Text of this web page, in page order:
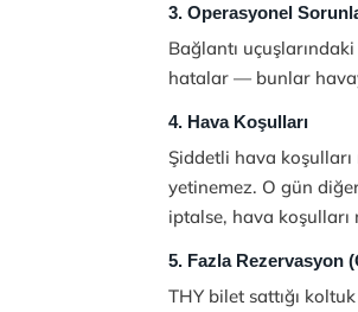
3. Operasyonel
Bağlantı
hatalar — bunlar
4. Hava Koşulları
Şiddetli hava koşulları
yetinemez. O gün
iptalse, hava
5. Fazla Rezervasyon
THY bilet sattığı